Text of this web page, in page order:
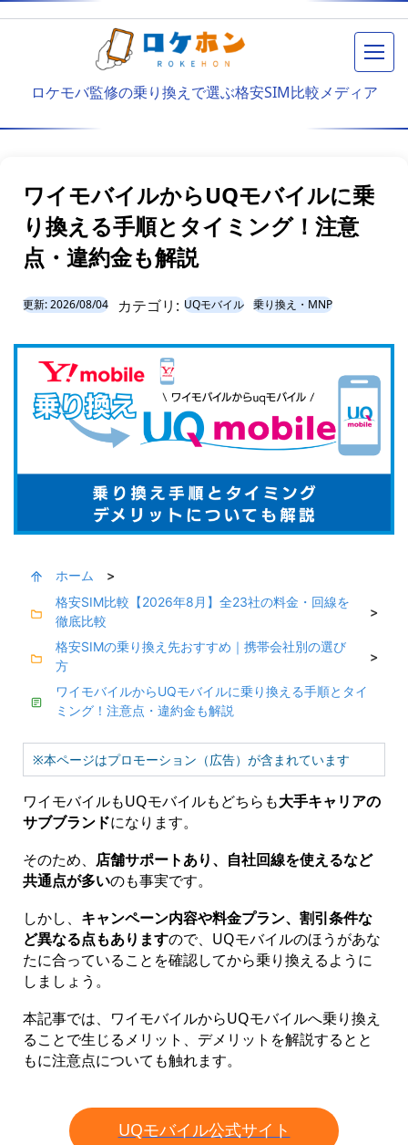
メニ
ロケモバ監修の乗り換えで選ぶ格安SIM比較メディア
ワイモバイルからUQモバイルに乗
り換える手順とタイミング！注意
点・違約金も解説
更新:2026/08/04 カテゴリ: UQモバイル 乗り換え・MNP
ホーム
>
格安SIM比較【2026年8月】全23社の料金・回線を
徹底比較
>
格安SIMの乗り換え先おすすめ｜携帯会社別の選び
方
>
ワイモバイルからUQモバイルに乗り換える手順とタイ
ミング！注意点・違約金も解説
※本ページはプロモーション（広告）が含まれています
ワイモバイルもUQモバイルもどちらも大手キャリアの
サブブランドになります。
そのため、 店舗サポートあり、自社回線を使えるなど
共通点が多いのも事実です。
しかし、 キャンペーン内容や料金プラン、割引条件な
ど異なる点もありますので、UQモバイルのほうがあな
たに合っていることを確認してから乗り換えるように
しましょう。
本記事では、ワイモバイルからUQモバイルへ乗り換え
ることで生じるメリット、デメリットを解説するとと
もに注意点についても触れます。
UQモバイル公式サイト